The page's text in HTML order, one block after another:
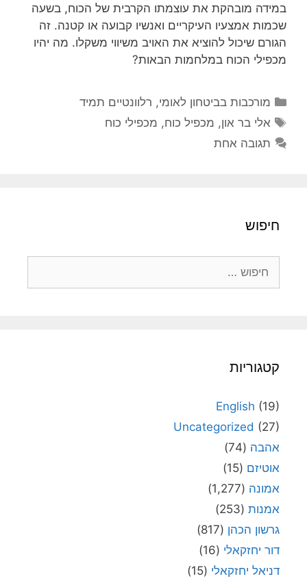
במידה מובהקת את עוצמתו הקרבית של הכוח, בשעה
שכמות אמצעיו העיקריים ואנשיו קבועה או קטנה. זה
הגורם שיכול להוציא את האויב משיווי משקלו. מה יהיו
מכפילי הכוח במלחמות הבאות?
קטגוריות
מורכבות בביטחון לאומי, רלוונטיים תמיד
תגיות
אלי בר און, מכפיל כוח, מכפילי כוח
תגובה אחת
חיפוש
קטגוריות
English (19)
Uncategorized (27)
אהבה (74)
אוטיזם (15)
אמונה (1,277)
אמנות (253)
גרשון הכהן (817)
דור יחזקאלי (16)
דניאל יחזקאלי (15)